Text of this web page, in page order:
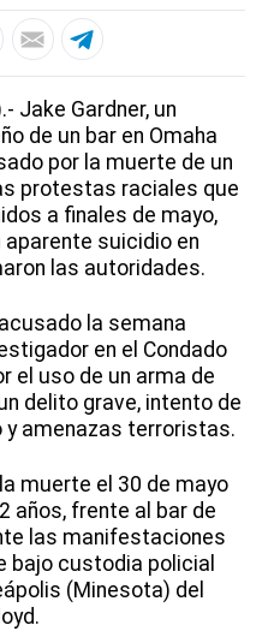
Jake Gardner, un
de un bar en Omaha
por la muerte de un
protestas raciales que
a finales de mayo,
suicidio en
las autoridades.
la semana
en el Condado
el uso de un arma de
delito grave, intento de
y amenazas terroristas.
muerte el 30 de mayo
años, frente al bar de
las manifestaciones
bajo custodia policial
(Minesota) del